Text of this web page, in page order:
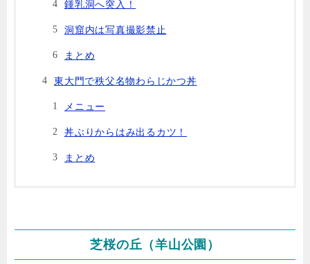
鍾乳洞へ突入！
洞窟内は写真撮影禁止
まとめ
東大門で秩父名物わらじかつ丼
メニュー
丼ぶりからはみ出るカツ！
まとめ
芝桜の丘（羊山公園）